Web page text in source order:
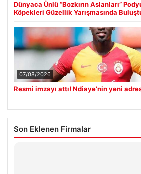
Dünyaca Ünlü “Bozkırın Aslanları”
Köpekleri Güzellik Yarışmasında
07/08/2026
Resmi imzayı attı! Ndiaye’nin yeni
Son Eklenen Firmalar